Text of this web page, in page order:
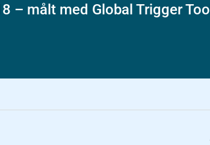
– målt med Global Trigger Tool